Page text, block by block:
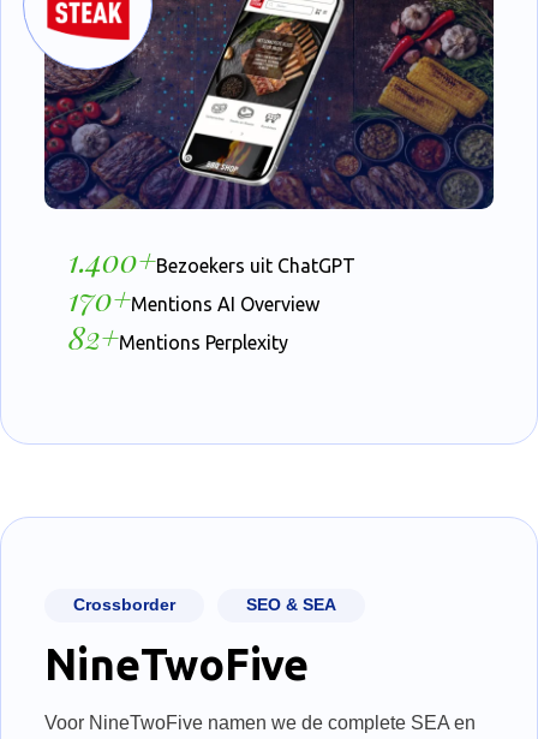
1.400+Bezoekers uit ChatGPT
170+Mentions AI Overview
82+Mentions Perplexity
Crossborder SEO & SEA
NineTwoFive
Voor NineTwoFive namen we de complete SEA en